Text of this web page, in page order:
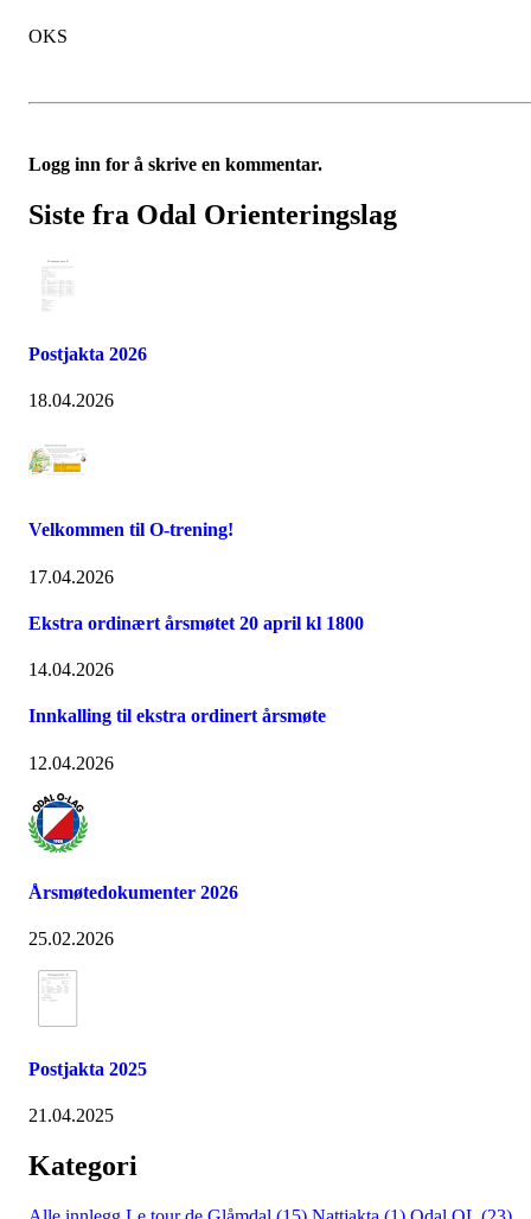
OKS
Logg inn for å skrive en kommentar.
Siste fra Odal Orienteringslag
Postjakta 2026
18.04.2026
Velkommen til O-trening!
17.04.2026
Ekstra ordinært årsmøtet 20 april kl 1800
14.04.2026
Innkalling til ekstra ordinert årsmøte
12.04.2026
Årsmøtedokumenter 2026
25.02.2026
Postjakta 2025
21.04.2025
Kategori